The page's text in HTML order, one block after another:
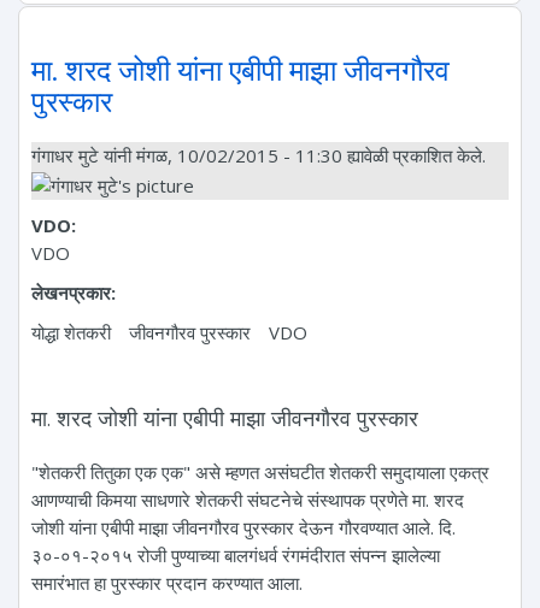
मा. शरद जोशी यांना एबीपी माझा जीवनगौरव
पुरस्कार
गंगाधर मुटेयांनी मंगळ, 10/02/2015 - 11:30 ह्यावेळी प्रकाशित केले.
VDO:
VDO
लेखनप्रकार:
योद्धा शेतकरी
जीवनगौरव पुरस्कार VDO
मा. शरद जोशी यांना एबीपी माझा जीवनगौरव पुरस्कार
"शेतकरी तितुका एक एक" असे म्हणत असंघटीत शेतकरी समुदायाला एकत्र
आणण्याची किमया साधणारे शेतकरी संघटनेचे संस्थापक प्रणेते मा. शरद
जोशी यांना एबीपी माझा जीवनगौरव पुरस्कार देऊन गौरवण्यात आले. दि.
३०-०१-२०१५ रोजी पुण्याच्या बालगंधर्व रंगमंदीरात संपन्न झालेल्या
समारंभात हा पुरस्कार प्रदान करण्यात आला.